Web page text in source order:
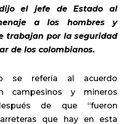
el jefe de Estado al
a los hombres y
trabajan por la seguridad
de los colombianos.
se refería al acuerdo
campesinos y mineros
de que “fueron
que hay en esta